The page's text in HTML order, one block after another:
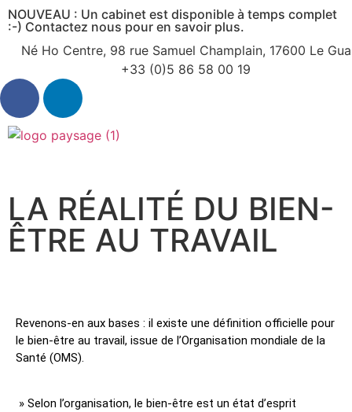
NOUVEAU : Un cabinet est disponible à temps complet
:-) Contactez nous pour en savoir plus.
Né Ho Centre, 98 rue Samuel Champlain, 17600 Le Gua
+33 (0)5 86 58 00 19
LA RÉALITÉ DU BIEN-
ÊTRE AU TRAVAIL
Revenons-en aux bases : il existe une définition officielle pour
le bien-être au travail, issue de l’Organisation mondiale de la
Santé (OMS).
» Selon l’organisation, le bien-être est un état d’esprit